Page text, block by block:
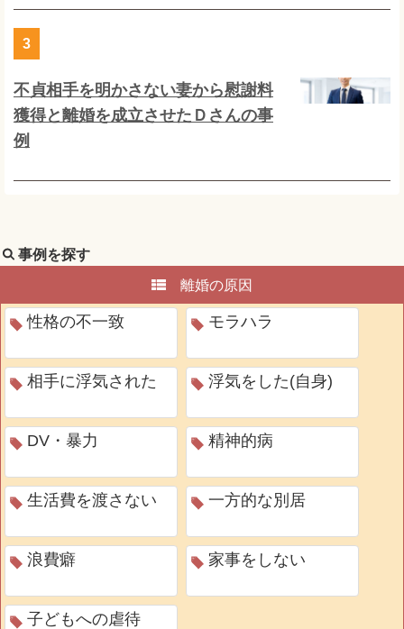
3
不貞相手を明かさない妻から慰謝料
獲得と離婚を成立させたＤさんの事
例
事例を探す
離婚の原因
性格の不一致 モラハラ
相手に浮気された 浮気をした(自身)
DV・暴力 精神的病
生活費を渡さない 一方的な別居
浪費癖 家事をしない
子どもへの虐待